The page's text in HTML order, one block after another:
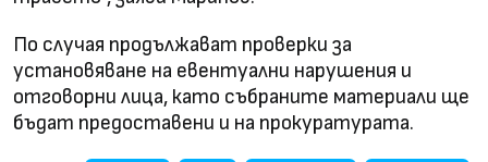
По случая продължават проверки за
установяване на евентуални нарушения и
отговорни лица, като събраните материали ще
бъдат предоставени и на прокуратурата.